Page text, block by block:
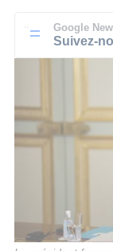
Google
Suivez-